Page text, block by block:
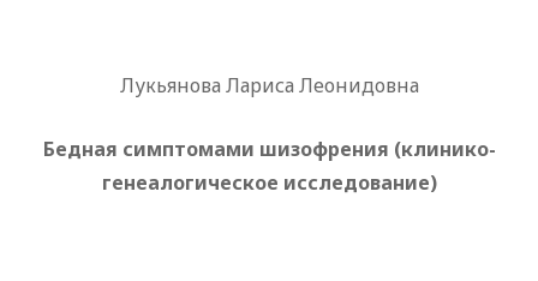
Лукьянова Лариса Леонидовна
Бедная симптомами шизофрения (клинико-
генеалогическое исследование)